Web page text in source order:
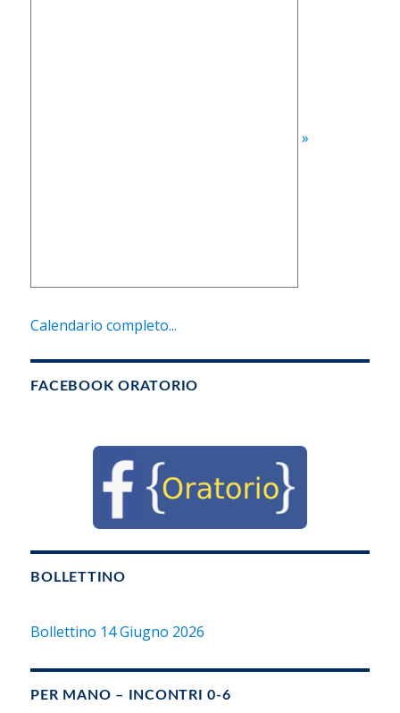
»
Calendario completo...
FACEBOOK ORATORIO
BOLLETTINO
Bollettino 14 Giugno 2026
PER MANO – INCONTRI 0-6